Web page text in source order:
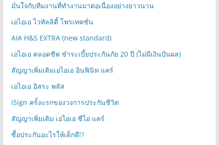
มั่นใจกับทีมงานที่ทำงานมาต่อเนื่องอย่างยาวนาน
เอไอเอ ไวทัลลิตี้ โพรเทคชั่น
AIA H&S EXTRA (new standard)
เอไอเอ ตลอดชีพ ชำระเบี้ยประกันภัย 20 ปี (ไม่มีเงินปันผล)
สัญญาเพิ่มเติมเอไอเอ อินฟินิท แคร์
เอไอเอ อิสระ พลัส
iSign ครั้งแรกของวงการประกันชีวิต
สัญญาเพิ่มเติม เอไอเอ ซีไอ แคร์
ซื้อประกันอะไรให้เด็กดี!?